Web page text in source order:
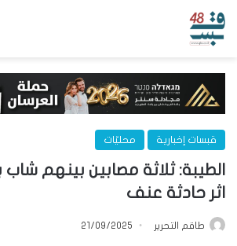
قبسات إخبارية محليّات
الطيبة: ثلاثة مصابين بينهم شاب
اثر حادثة عنف
طاقم التحرير 21/09/2025